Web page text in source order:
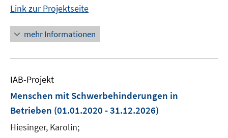
Link zur Projektseite
mehr Informationen
IAB-Projekt
Menschen mit Schwerbehinderungen in
Betrieben (01.01.2020 - 31.12.2026)
Hiesinger, Karolin;